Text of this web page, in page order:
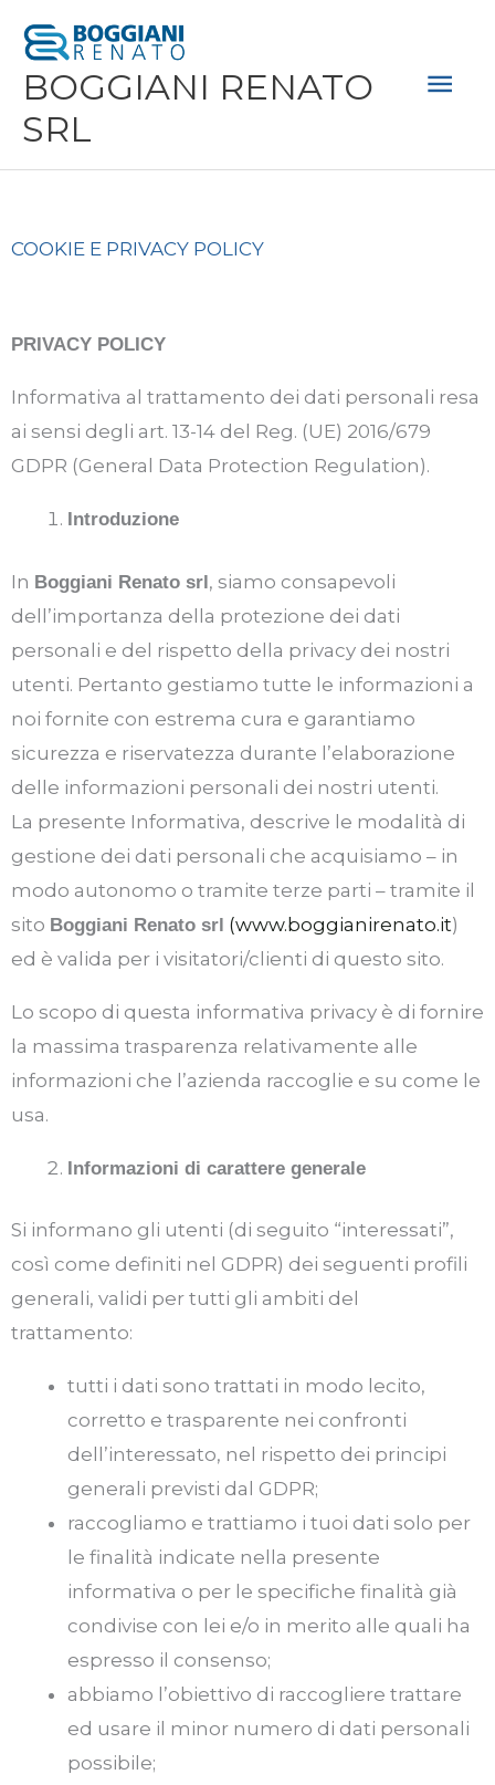
contenuto
BOGGIANI RENATO
SRL
COOKIE E PRIVACY POLICY
PRIVACY POLICY
Informativa al trattamento dei dati personali resa
ai sensi degli art. 13-14 del Reg. (UE) 2016/679
GDPR (General Data Protection Regulation).
Introduzione
In Boggiani Renato srl, siamo consapevoli
dell’importanza della protezione dei dati
personali e del rispetto della privacy dei nostri
utenti. Pertanto gestiamo tutte le informazioni a
noi fornite con estrema cura e garantiamo
sicurezza e riservatezza durante l’elaborazione
delle informazioni personali dei nostri utenti.
La presente Informativa, descrive le modalità di
gestione dei dati personali che acquisiamo – in
modo autonomo o tramite terze parti – tramite il
sito Boggiani Renato srl (www.boggianirenato.it)
ed è valida per i visitatori/clienti di questo sito.
Lo scopo di questa informativa privacy è di fornire
la massima trasparenza relativamente alle
informazioni che l’azienda raccoglie e su come le
usa.
Informazioni di carattere generale
Si informano gli utenti (di seguito “interessati”,
così come definiti nel GDPR) dei seguenti profili
generali, validi per tutti gli ambiti del
trattamento:
tutti i dati sono trattati in modo lecito,
corretto e trasparente nei confronti
dell’interessato, nel rispetto dei principi
generali previsti dal GDPR;
raccogliamo e trattiamo i tuoi dati solo per
le finalità indicate nella presente
informativa o per le specifiche finalità già
condivise con lei e/o in merito alle quali ha
espresso il consenso;
abbiamo l’obiettivo di raccogliere trattare
ed usare il minor numero di dati personali
possibile;